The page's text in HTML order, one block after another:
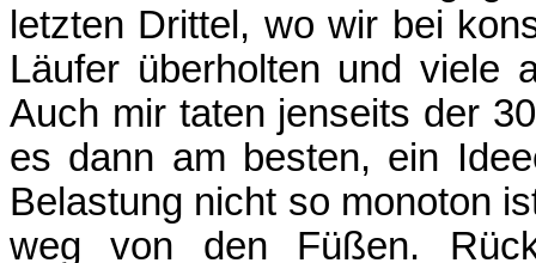
letzten Drittel, wo wir bei
Läufer überholten und viele
Auch mir taten jenseits der
es dann am besten, ein
Belastung nicht so monoton
weg von den Füßen.